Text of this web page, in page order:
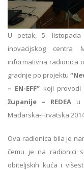
U petak, 5. listopada
inovacijskog
informativna radionica
gradnje po projektu
– EN-EFF”koji provodi
županije – REDEA u
Mađarska-Hrvatska
Ova radionica bila je
čemu je na radionici
obiteljskih kuća i